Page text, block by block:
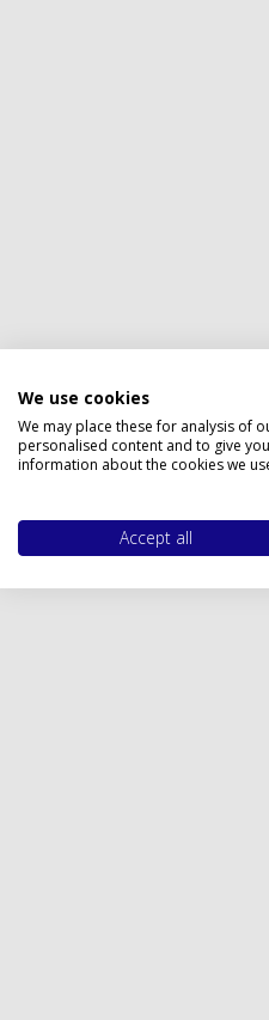
We use cookies
We may place these for analysis of
personalised content and to give
information about the cookies we
Accept all